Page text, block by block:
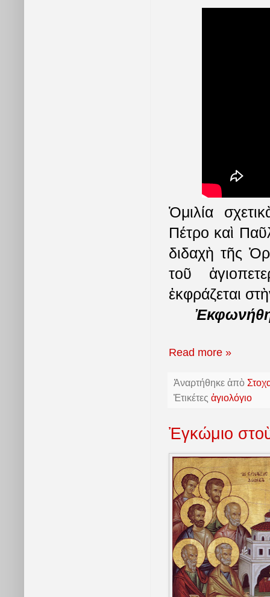
Ὁμιλία
Πέτρο καὶ
διδαχὴ τῆς
τοῦ
ἐκφράζεται
Read more »
Ἀναρτήθηκε ἀπὸ
Ἐτικέτες ἁγιολόγιο
Ἐγκώμιο